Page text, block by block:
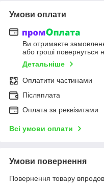
Умови оплати
Ви отримаєте
або гроші повернуться
Детальніше
Оплатити частинами
Післяплата
Оплата за реквізитами
Всі умови оплати
Умови повернення
Повернення товару